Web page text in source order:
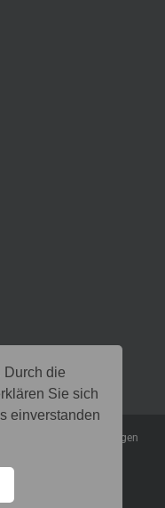
Durch die
Sie sich
einverstanden
für Lieferungen